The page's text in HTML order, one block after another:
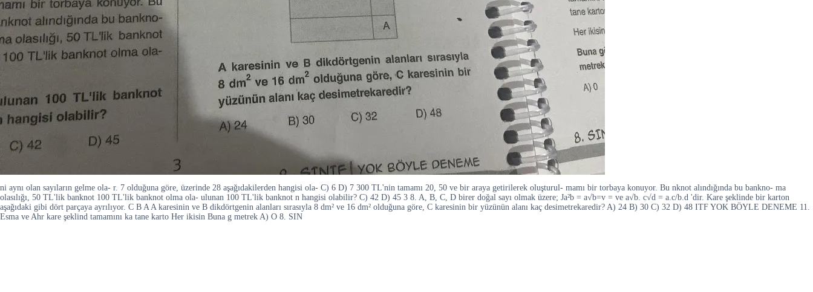
ni aynı olan sayıların gelme ola- r. 7 olduğuna göre, üzerinde 28 aşağıdakilerden hangisi ola- C) 6 D) 7 300 TL'nin tamamı 20, 50 ve bir araya getirilerek oluşturul- mamı bir torbaya konuyor. Bu nknot alındığında bu bankno- ma
olasılığı, 50 TL'lik banknot 100 TL'lik banknot olma ola- ulunan 100 TL'lik banknot n hangisi olabilir? C) 42 D) 45 3 8. A, B, C, D birer doğal sayı olmak üzere; Ja²b = a√b=v = ve a√b. c√d = a.c/b.d 'dir. Kare şeklinde bir karton
aşağıdaki gibi dört parçaya ayrılıyor. C B A A karesinin ve B dikdörtgenin alanları sırasıyla 8 dm² ve 16 dm² olduğuna göre, C karesinin bir yüzünün alanı kaç desimetrekaredir? A) 24 B) 30 C) 32 D) 48 ITF YOK BÖYLE DENEME 11.
Esma ve Ahr kare şeklind tamamını ka tane karto Her ikisin Buna g metrek A) O 8. SIN